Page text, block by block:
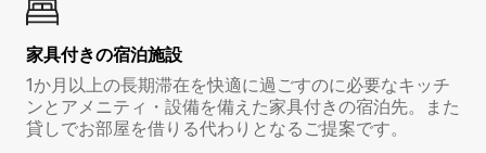
家具付き⁠の宿⁠泊⁠施⁠設
1か月以上の長期滞在を快適に過ごすのに必要なキッチ
ンとアメニティ・設備を備えた家具付きの宿泊先。また
貸しでお部屋を借りる代わりとなるご提案です。